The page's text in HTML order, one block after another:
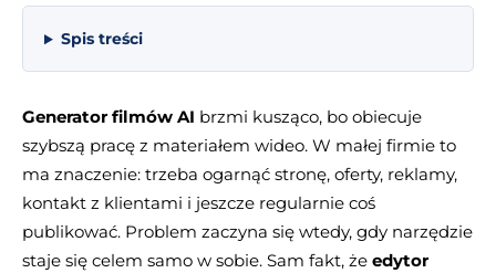
Spis treści
Generator filmów AI brzmi kusząco, bo obiecuje
szybszą pracę z materiałem wideo. W małej firmie to
ma znaczenie: trzeba ogarnąć stronę, oferty, reklamy,
kontakt z klientami i jeszcze regularnie coś
publikować. Problem zaczyna się wtedy, gdy narzędzie
staje się celem samo w sobie. Sam fakt, że edytor